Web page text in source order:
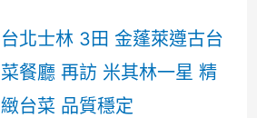
台北士林 3田 金蓬萊遵古台
菜餐廳 再訪 米其林一星 精
緻台菜 品質穩定